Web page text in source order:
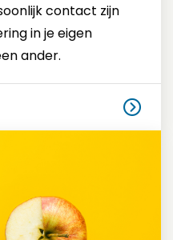
contact zijn
in je eigen
ander.